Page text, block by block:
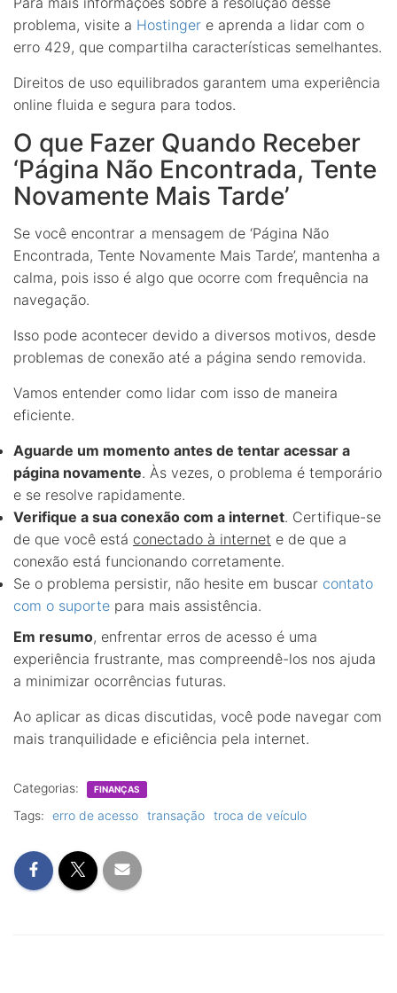
problema, visite a Hostinger e aprenda a lidar com o
erro 429, que compartilha características semelhantes.
Direitos de uso equilibrados garantem uma experiência
online fluida e segura para todos.
O que Fazer Quando Receber
‘Página Não Encontrada, Tente
Novamente Mais Tarde’
Se você encontrar a mensagem de ‘Página Não
Encontrada, Tente Novamente Mais Tarde’, mantenha a
calma, pois isso é algo que ocorre com frequência na
navegação.
Isso pode acontecer devido a diversos motivos, desde
problemas de conexão até a página sendo removida.
Vamos entender como lidar com isso de maneira
eficiente.
Aguarde um momento antes de tentar acessar a
página novamente. Às vezes, o problema é temporário
e se resolve rapidamente.
Verifique a sua conexão com a internet. Certifique-se
de que você está conectado à internet e de que a
conexão está funcionando corretamente.
Se o problema persistir, não hesite em buscar contato
com o suporte para mais assistência.
Em resumo, enfrentar erros de acesso é uma
experiência frustrante, mas compreendê-los nos ajuda
a minimizar ocorrências futuras.
Ao aplicar as dicas discutidas, você pode navegar com
mais tranquilidade e eficiência pela internet.
Categorias: FINANÇAS
Tags: erro de acesso transação troca de veículo